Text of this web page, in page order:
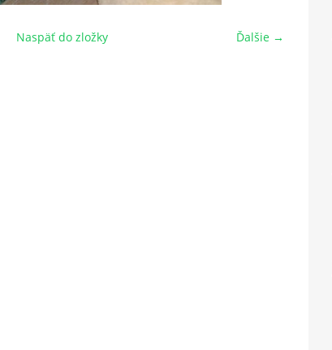
Ďalšie →
Naspäť do zložky